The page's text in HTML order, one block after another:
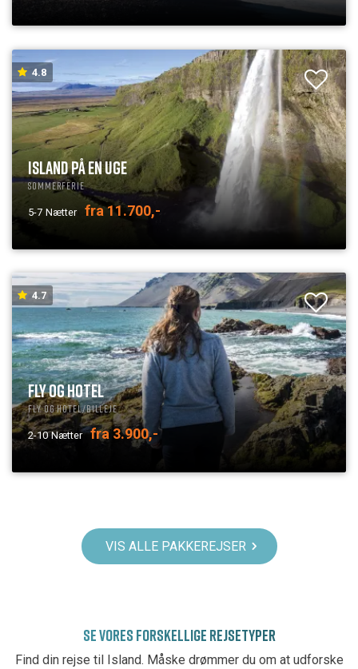
4.8
ISLAND PÅ EN UGE
Sommerferie
5-7 Nætter fra 11.700,-
4.7
FLY OG HOTEL
Fly og hotel/billeje
2-10 Nætter fra 3.900,-
VIS ALLE PAKKEREJSER
SE VORES FORSKELLIGE REJSETYPER
Find din rejse til Island. Måske drømmer du om at udforske